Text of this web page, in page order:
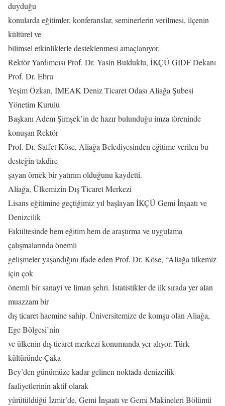
duyduğu
konularda eğitimler, konferanslar, seminerlerin verilmesi, ilçenin
kültürel ve
bilimsel etkinliklerle desteklenmesi amaçlanıyor.
Rektör Yardımcısı Prof. Dr. Yasin Bulduklu, İKÇÜ GİDF Dekanı
Prof. Dr. Ebru
Yeşim Özkan, İMEAK Deniz Ticaret Odası Aliağa Şubesi
Yönetim Kurulu
Başkanı Adem Şimşek’in de hazır bulunduğu imza töreninde
konuşan Rektör
Prof. Dr. Saffet Köse, Aliağa Belediyesinden eğitime verilen bu
desteğin takdire
şayan örnek bir yatırım olduğunu kaydetti.
Aliağa, Ülkemizin Dış Ticaret Merkezi
Lisans eğitimine geçtiğimiz yıl başlayan İKÇÜ Gemi İnşaatı ve
Denizcilik
Fakültesinde hem eğitim hem de araştırma ve uygulama
çalışmalarında önemli
gelişmeler yaşandığını ifade eden Prof. Dr. Köse, “Aliağa ülkemiz
için çok
önemli bir sanayi ve liman şehri. İstatistikler de ilk sırada yer alan
muazzam bir
dış ticaret hacmine sahip. Üniversitemize de komşu olan Aliağa,
Ege Bölgesi’nin
ve ülkenin dış ticaret merkezi konumunda yer alıyor. Türk
kültüründe Çaka
Bey’den günümüze kadar gelinen noktada denizcilik
faaliyetlerinin aktif olarak
yürütüldüğü İzmir’de, Gemi İnşaatı ve Gemi Makineleri Bölümü